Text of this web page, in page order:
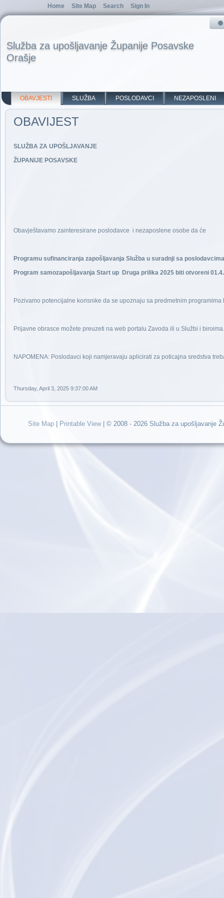
Služba za upošljavanje Županije Posavske
Orašje
OBAVJESTI SLUŽBA POSLODAVCI NEZAPOSLENI
OBAVIJEST
SLUŽBA ZA UPOŠLJAVANJE
ŽUPANIJE POSAVSKE
Obavještavamo zainteresirane poslodavce i nezaposlene osobe da će
Programu sufinanciranja zapošljavanja Služba u suradnji sa
Program samozapošljavanja Start up Druga prilika 2025 biti otvoreni
Pozivamo potencijalne korisnike da se upoznaju sa predmetnim
Prijavne obrasce možete preuzeti na web portalu Zavoda ili u Službi i biroima.
NAPOMENA: Poslodavci koji namjeravaju aplicirati za poticajna sredstva
Thursday, April 3, 2025 9:37:00 AM
Site Map Printable View| © 2008 - 2026 Služba za upošljavanje
Home Site Map Search Sign In